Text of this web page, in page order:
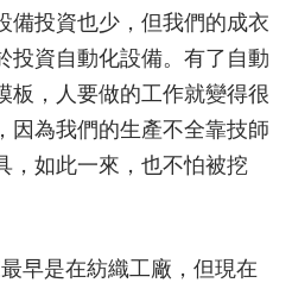
備投資也少，但我們的成衣
投資自動化設備。有了自動
板，人要做的工作就變得很
因為我們的生產不全靠技師
，如此一來，也不怕被挖
早是在紡織工廠，但現在